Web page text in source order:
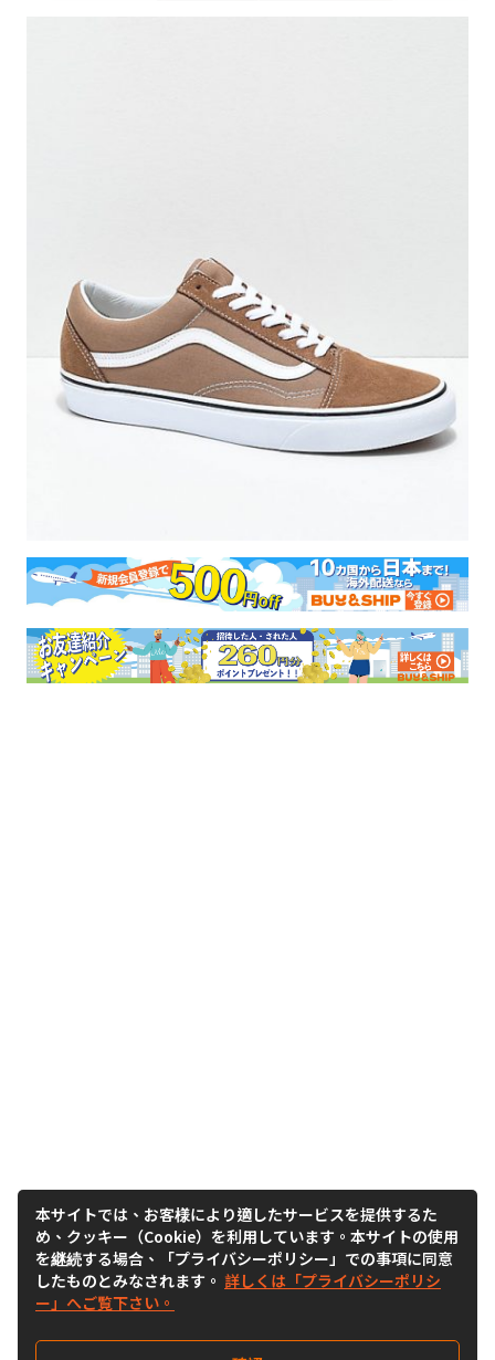
本サイトでは、お客様により適したサービスを提供するた
め、クッキー（Cookie）を利用しています。本サイトの使用
を継続する場合、「プライバシーポリシー」での事項に同意
したものとみなされます。 詳しくは「プライバシーポリシ
ー」へご覧下さい。